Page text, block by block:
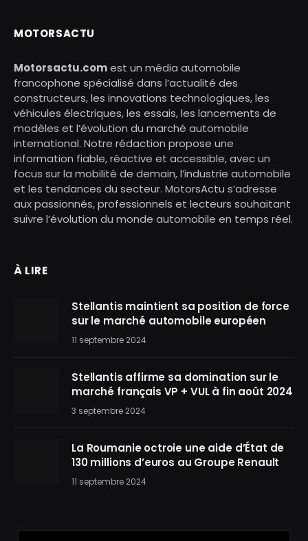
MOTORSACTU
Motorsactu.comest un média automobile
francophone spécialisé dans l’actualité des
constructeurs, les innovations technologiques, les
véhicules électriques, les essais, les lancements de
modèles et l’évolution du marché automobile
international. Notre rédaction propose une
information fiable, réactive et accessible, avec un
focus sur la mobilité de demain, l’industrie automobile
et les tendances du secteur. MotorsActu s’adresse
aux passionnés, professionnels et lecteurs souhaitant
suivre l’évolution du monde automobile en temps réel.
À LIRE
Stellantis maintient sa position de force
sur le marché automobile européen
11 septembre 2024
Stellantis affirme sa domination sur le
marché français VP + VUL à fin août 2024
3 septembre 2024
La Roumanie octroie une aide d’État de
130 millions d’euros au Groupe Renault
11 septembre 2024